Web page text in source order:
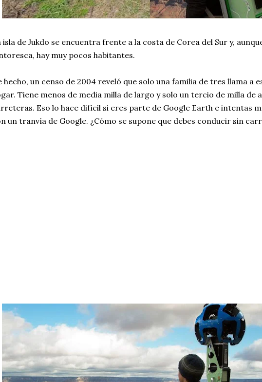
isla de Jukdo se encuentra frente a la costa de Corea del Sur y,
hay muy pocos habitantes.
hecho, un censo de 2004 reveló que solo una familia de tres llama a
Tiene menos de media milla de largo y solo un tercio de milla de
Eso lo hace difícil si eres parte de Google Earth e intentas
un tranvía de Google. ¿Cómo se supone que debes conducir sin